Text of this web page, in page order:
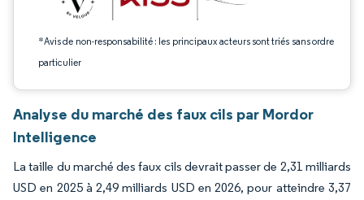
*Avis de non-responsabilité : les principaux acteurs sont triés sans ordre
particulier
Analyse du marché des faux cils par Mordor
Intelligence
La taille du marché des faux cils devrait passer de 2,31 milliards
USD en 2025 à 2,49 milliards USD en 2026, pour atteindre 3,37